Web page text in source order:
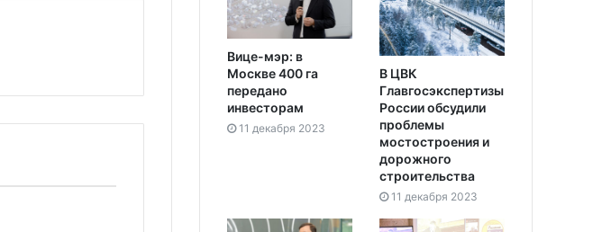
Вице-мэр: в
Москве 400 га
передано
инвесторам
11 декабря 2023
В ЦВК
Главгосэкспертизы
России обсудили
проблемы
мостостроения и
дорожного
строительства
11 декабря 2023